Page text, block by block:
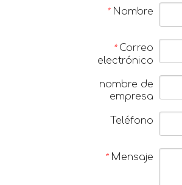
* Nombre
* Correo
electrónico
nombre de
empresa
Teléfono
* Mensaje